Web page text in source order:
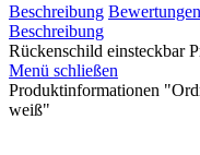
Beschreibung Bewertungen
Beschreibung
Rückenschild einsteckbar
Menü schließen
Produktinformationen
weiß"